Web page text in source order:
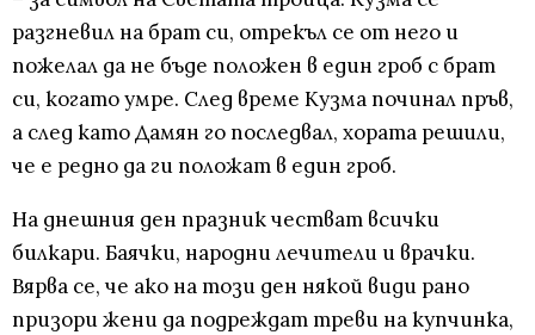
разгневил на брат си, отрекъл се от него и
пожелал да не бъде положен в един гроб с брат
си, когато умре. След време Кузма починал пръв,
а след като Дамян го последвал, хората решили,
че е редно да ги положат в един гроб.
На днешния ден празник честват всички
билкари. Баячки, народни лечители и врачки.
Вярва се, че ако на този ден някой види рано
призори жени да подреждат треви на купчинка,